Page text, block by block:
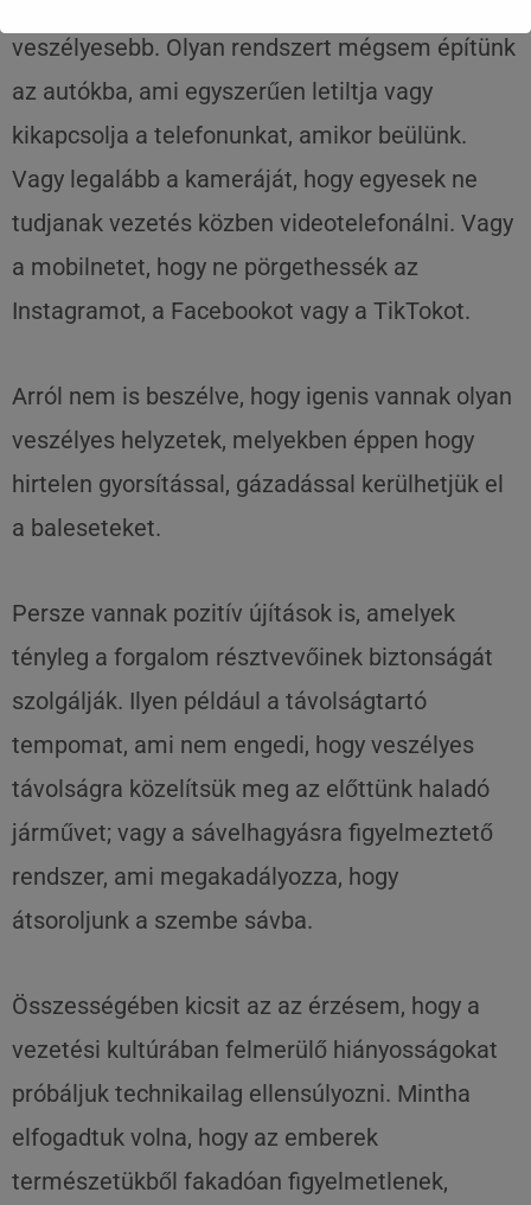
veszélyesebb. Olyan rendszert mégsem építünk
az autókba, ami egyszerűen letiltja vagy
kikapcsolja a telefonunkat, amikor beülünk.
Vagy legalább a kameráját, hogy egyesek ne
tudjanak vezetés közben videotelefonálni. Vagy
a mobilnetet, hogy ne pörgethessék az
Instagramot, a Facebookot vagy a TikTokot.
Arról nem is beszélve, hogy igenis vannak olyan
veszélyes helyzetek, melyekben éppen hogy
hirtelen gyorsítással, gázadással kerülhetjük el
a baleseteket.
Persze vannak pozitív újítások is, amelyek
tényleg a forgalom résztvevőinek biztonságát
szolgálják. Ilyen például a távolságtartó
tempomat, ami nem engedi, hogy veszélyes
távolságra közelítsük meg az előttünk haladó
járművet; vagy a sávelhagyásra figyelmeztető
rendszer, ami megakadályozza, hogy
átsoroljunk a szembe sávba.
Összességében kicsit az az érzésem, hogy a
vezetési kultúrában felmerülő hiányosságokat
próbáljuk technikailag ellensúlyozni. Mintha
elfogadtuk volna, hogy az emberek
természetükből fakadóan figyelmetlenek,